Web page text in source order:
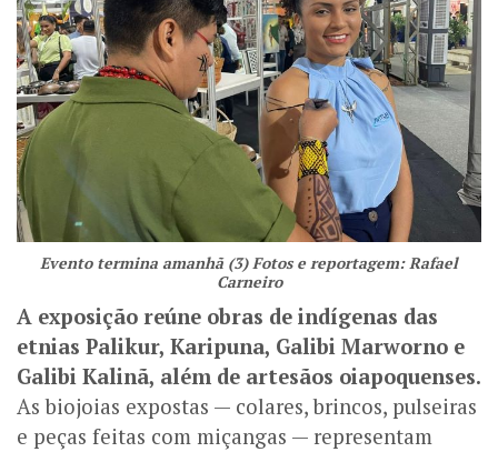
Evento termina amanhã (3) Fotos e reportagem: Rafael
Carneiro
A exposição reúne obras de indígenas das
etnias Palikur, Karipuna, Galibi Marworno e
Galibi Kalinã, além de artesãos oiapoquenses.
As biojoias expostas — colares, brincos, pulseiras
e peças feitas com miçangas — representam